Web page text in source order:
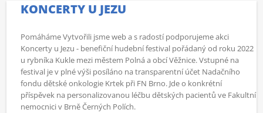
KONCERTY U JEZU
Pomáháme Vytvořili jsme web a s radostí podporujeme akci
Koncerty u Jezu - benefiční hudební festival pořádaný od roku 2022
u rybníka Kukle mezi městem Polná a obcí Věžnice. Vstupné na
festival je v plné výši posíláno na transparentní účet Nadačního
fondu dětské onkologie Krtek při FN Brno. Jde o konkrétní
příspěvek na personalizovanou léčbu dětských pacientů ve Fakultní
nemocnici v Brně Černých Polích.